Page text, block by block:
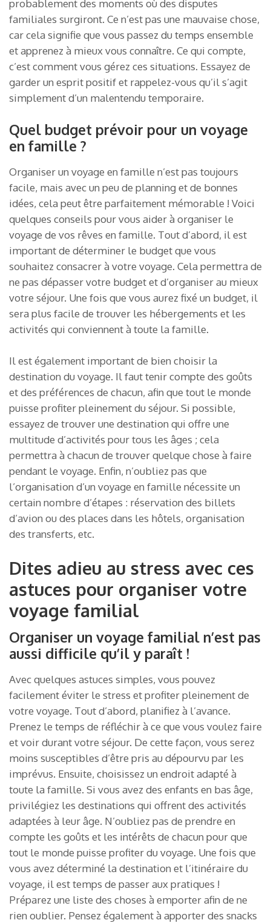
probablement des moments où des disputes
familiales surgiront. Ce n’est pas une mauvaise chose,
car cela signifie que vous passez du temps ensemble
et apprenez à mieux vous connaître. Ce qui compte,
c’est comment vous gérez ces situations. Essayez de
garder un esprit positif et rappelez-vous qu’il s’agit
simplement d’un malentendu temporaire.
Quel budget prévoir pour un voyage
en famille ?
Organiser un voyage en famille n’est pas toujours
facile, mais avec un peu de planning et de bonnes
idées, cela peut être parfaitement mémorable ! Voici
quelques conseils pour vous aider à organiser le
voyage de vos rêves en famille. Tout d’abord, il est
important de déterminer le budget que vous
souhaitez consacrer à votre voyage. Cela permettra de
ne pas dépasser votre budget et d’organiser au mieux
votre séjour. Une fois que vous aurez fixé un budget, il
sera plus facile de trouver les hébergements et les
activités qui conviennent à toute la famille.
Il est également important de bien choisir la
destination du voyage. Il faut tenir compte des goûts
et des préférences de chacun, afin que tout le monde
puisse profiter pleinement du séjour. Si possible,
essayez de trouver une destination qui offre une
multitude d’activités pour tous les âges ; cela
permettra à chacun de trouver quelque chose à faire
pendant le voyage. Enfin, n’oubliez pas que
l’organisation d’un voyage en famille nécessite un
certain nombre d’étapes : réservation des billets
d’avion ou des places dans les hôtels, organisation
des transferts, etc.
Dites adieu au stress avec ces
astuces pour organiser votre
voyage familial
Organiser un voyage familial n’est pas
aussi difficile qu’il y paraît !
Avec quelques astuces simples, vous pouvez
facilement éviter le stress et profiter pleinement de
votre voyage. Tout d’abord, planifiez à l’avance.
Prenez le temps de réfléchir à ce que vous voulez faire
et voir durant votre séjour. De cette façon, vous serez
moins susceptibles d’être pris au dépourvu par les
imprévus. Ensuite, choisissez un endroit adapté à
toute la famille. Si vous avez des enfants en bas âge,
privilégiez les destinations qui offrent des activités
adaptées à leur âge. N’oubliez pas de prendre en
compte les goûts et les intérêts de chacun pour que
tout le monde puisse profiter du voyage. Une fois que
vous avez déterminé la destination et l’itinéraire du
voyage, il est temps de passer aux pratiques !
Préparez une liste des choses à emporter afin de ne
rien oublier. Pensez également à apporter des snacks